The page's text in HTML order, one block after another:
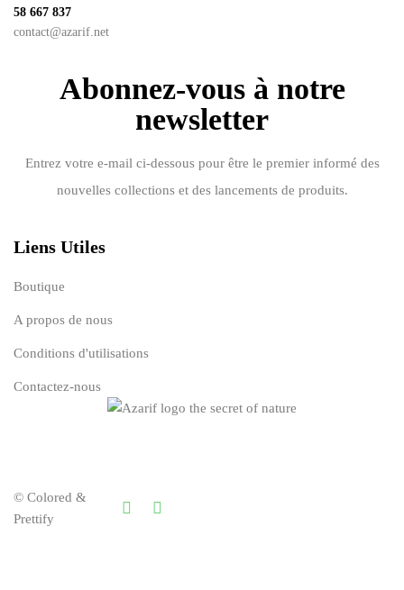
58 667 837
contact@azarif.net
Abonnez-vous à notre
newsletter
Entrez votre e-mail ci-dessous pour être le premier informé des
nouvelles collections et des lancements de produits.
Liens Utiles
Boutique
A propos de nous
Conditions d'utilisations
Contactez-nous
© Colored &
Prettify